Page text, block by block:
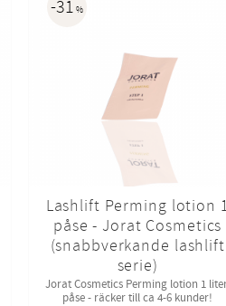
Lashlift Perming lotion
påse - Jorat Cosmetics
(snabbverkande lashlift
serie)
Jorat Cosmetics Perming lotion 1
påse - räcker till ca 4-6 kunder!
31 %